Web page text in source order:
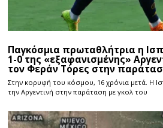
Παγκόσμια πρωταθλήτρια η
1-0 της «εξαφανισμένης»
τον Φεράν Τόρες στην
Στην κορυφή του κόσμου, 16 χρόνια μετά. Η
την Αργεντινή στην παράταση με γκολ του